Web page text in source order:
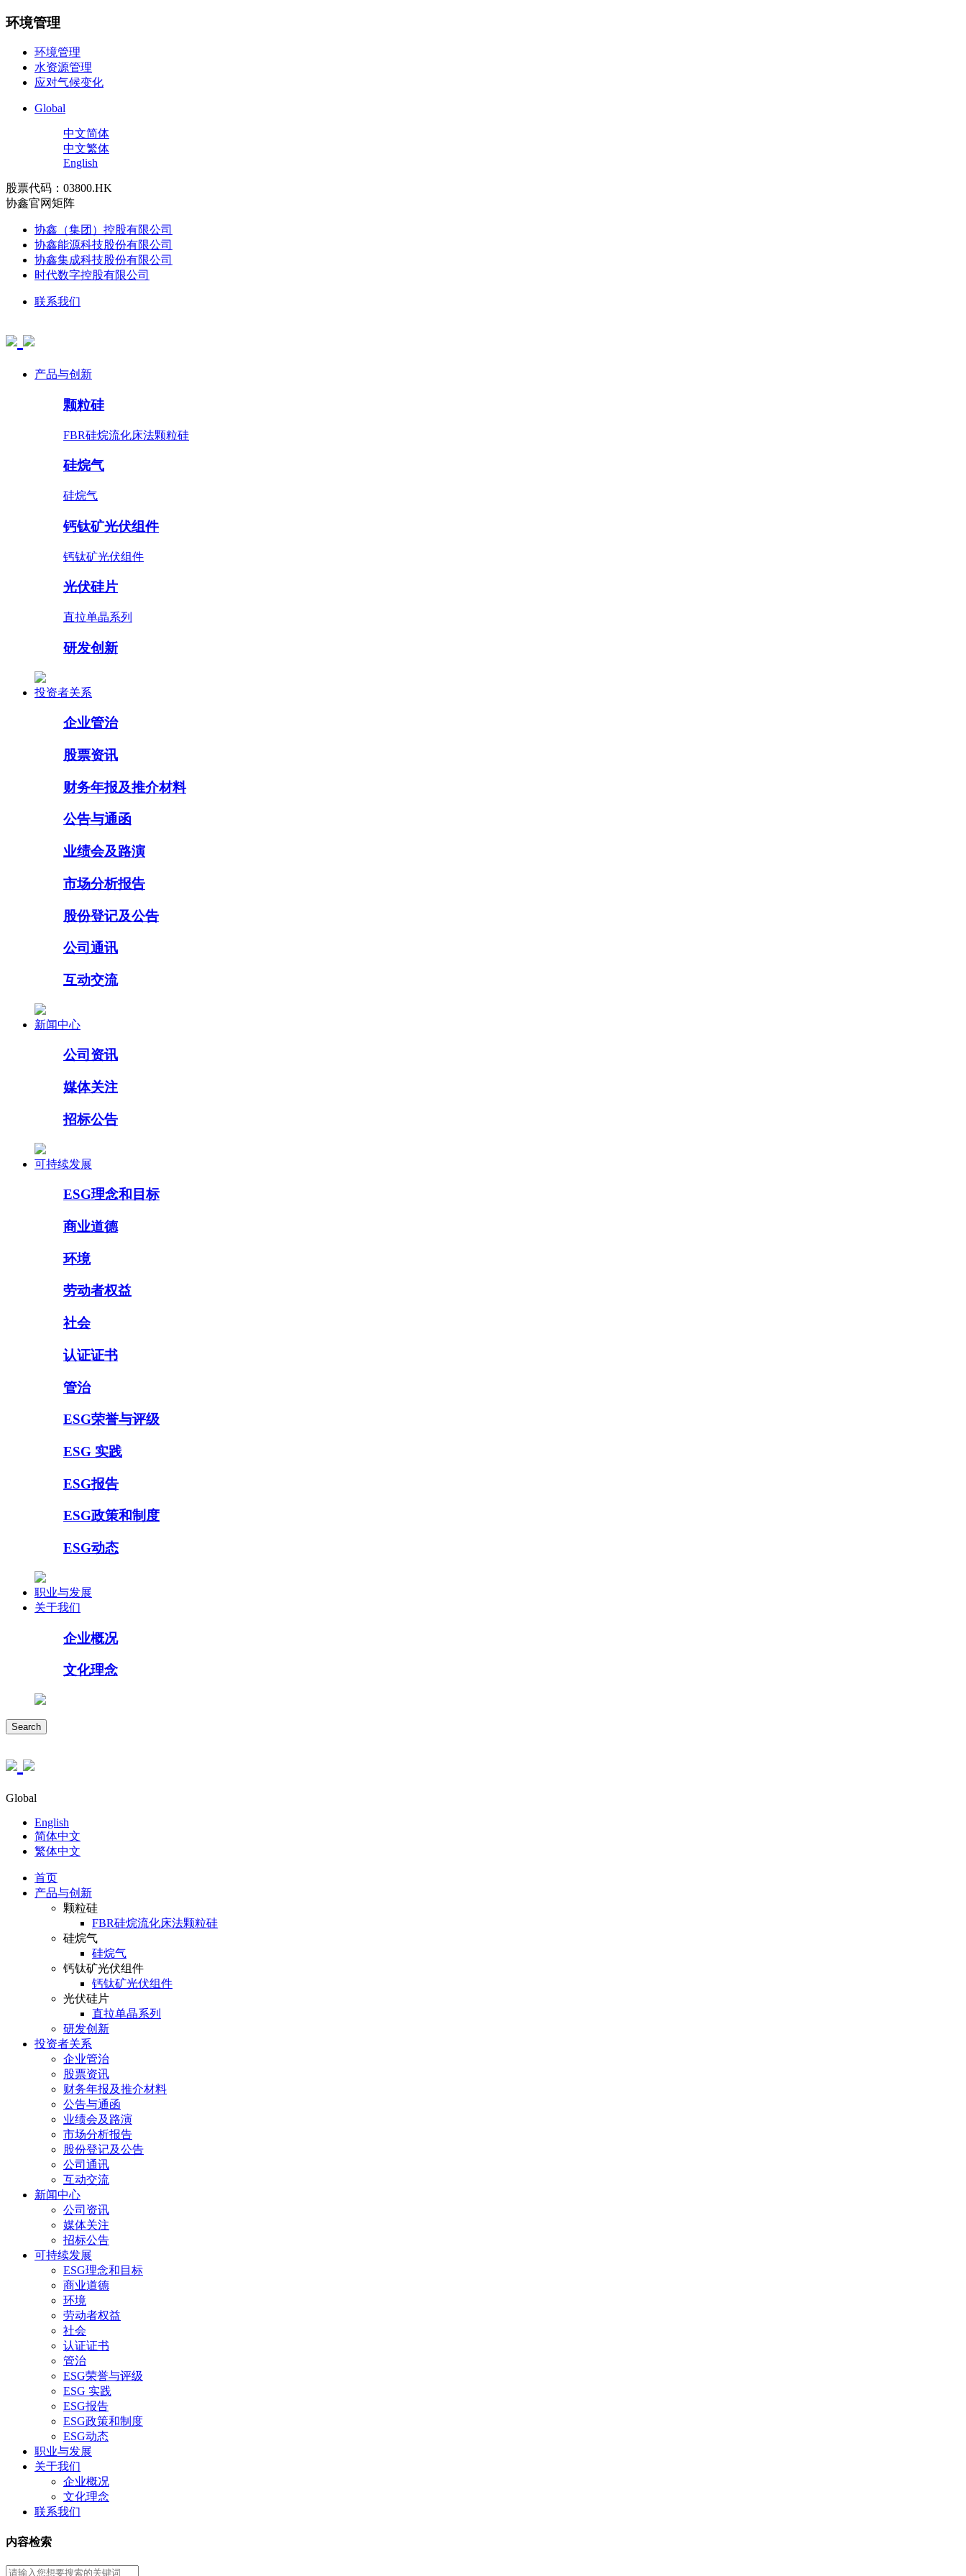
环境管理
环境管理
水资源管理
应对气候变化
Global
中文简体
中文繁体
English
股票代码：03800.HK
协鑫官网矩阵
协鑫（集团）控股有限公司
协鑫能源科技股份有限公司
协鑫集成科技股份有限公司
时代数字控股有限公司
联系我们
产品与创新
颗粒硅
FBR硅烷流化床法颗粒硅
硅烷气
硅烷气
钙钛矿光伏组件
钙钛矿光伏组件
光伏硅片
直拉单晶系列
研发创新
投资者关系
企业管治
股票资讯
财务年报及推介材料
公告与通函
业绩会及路演
市场分析报告
股份登记及公告
公司通讯
互动交流
新闻中心
公司资讯
媒体关注
招标公告
可持续发展
ESG理念和目标
商业道德
环境
劳动者权益
社会
认证证书
管治
ESG荣誉与评级
ESG 实践
ESG报告
ESG政策和制度
ESG动态
职业与发展
关于我们
企业概况
文化理念
Search
Global
English
简体中文
繁体中文
首页
产品与创新
颗粒硅
FBR硅烷流化床法颗粒硅
硅烷气
硅烷气
钙钛矿光伏组件
钙钛矿光伏组件
光伏硅片
直拉单晶系列
研发创新
投资者关系
企业管治
股票资讯
财务年报及推介材料
公告与通函
业绩会及路演
市场分析报告
股份登记及公告
公司通讯
互动交流
新闻中心
公司资讯
媒体关注
招标公告
可持续发展
ESG理念和目标
商业道德
环境
劳动者权益
社会
认证证书
管治
ESG荣誉与评级
ESG 实践
ESG报告
ESG政策和制度
ESG动态
职业与发展
关于我们
企业概况
文化理念
联系我们
内容检索